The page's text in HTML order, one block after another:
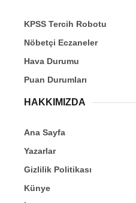
KPSS Tercih Robotu
Nöbetçi Eczaneler
Hava Durumu
Puan Durumları
HAKKIMIZDA
Ana Sayfa
Yazarlar
Gizlilik Politikası
Künye